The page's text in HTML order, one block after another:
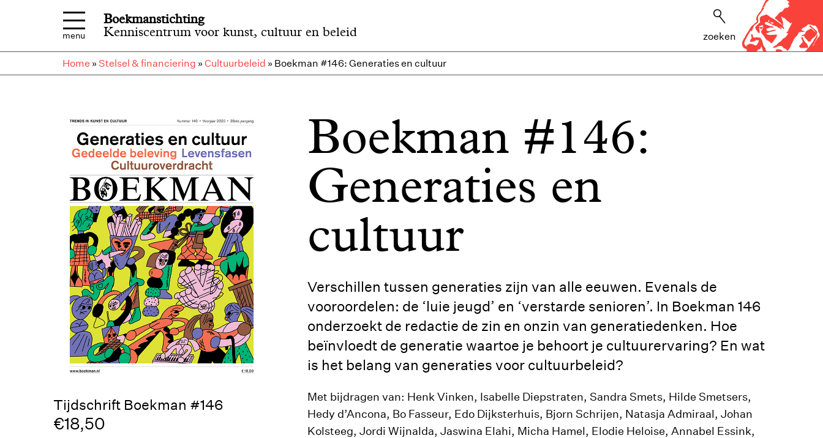
menu
Boekmanstichting
Kenniscentrum voor kunst, cultuur en beleid
zoeken
Home » Stelsel & financiering » Cultuurbeleid » Boekman #146: Generaties en cultuur
Tijdschrift Boekman #146
€18,50
Boekman #146:
Generaties en
cultuur
Verschillen tussen generaties zijn van alle eeuwen. Evenals de
vooroordelen: de ‘luie jeugd’ en ‘verstarde senioren’. In Boekman 146
onderzoekt de redactie de zin en onzin van generatiedenken. Hoe
beïnvloedt de generatie waartoe je behoort je cultuurervaring? En wat
is het belang van generaties voor cultuurbeleid?
Met bijdragen van: Henk Vinken, Isabelle Diepstraten, Sandra Smets, Hilde Smetsers,
Hedy d’Ancona, Bo Fasseur, Edo Dijksterhuis, Bjorn Schrijen, Natasja Admiraal, Johan
Kolsteeg, Jordi Wijnalda, Jaswina Elahi, Micha Hamel, Elodie Heloise, Annabel Essink,